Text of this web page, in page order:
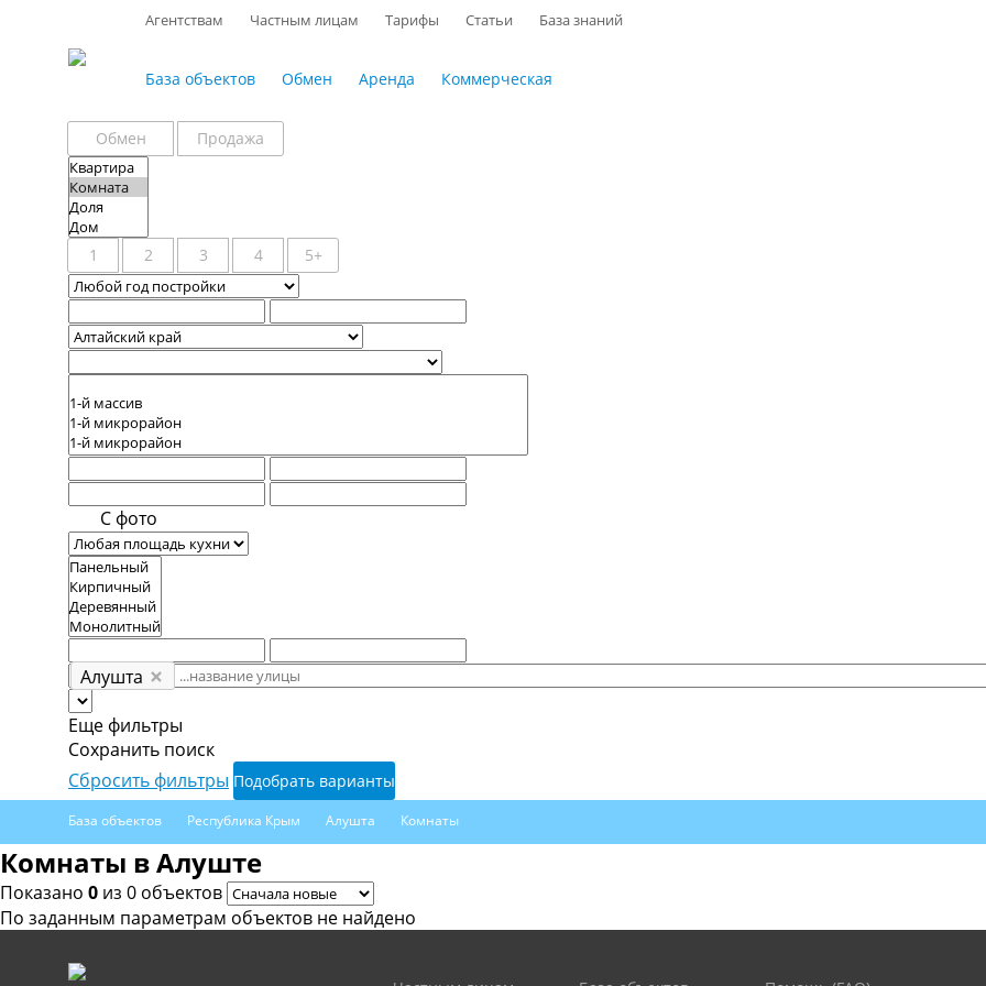
Агентствам Частным лицам Тарифы Статьи База знаний
База объектов Обмен Аренда Коммерческая
Обмен Продажа
1 2 3 4 5+
С фото
Алушта
Еще фильтры
Сохранить поиск
Сбросить фильтры Подобрать варианты
База объектов Республика Крым Алушта Комнаты
Комнаты в Алуште
Показано 0 из 0 объектов
По заданным параметрам объектов не найдено